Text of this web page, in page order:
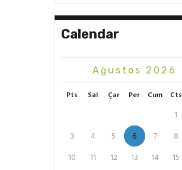
Calendar
Ağustos 2026
Pts Sal Çar Per Cum Cts
1
3
4 5 6 7 8
10
11 12 13 14 15